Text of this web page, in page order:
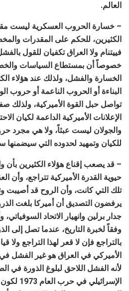
العالم.
– خسارة الحروب العسكرية ليست
الكثيرين، للحكم على المقدرات
فييتنام ولا العراق تكفيان للقول
خصوصاً أن بمستطاع السياسات والخطط
الخسارة والفشل، ولذلك عند هؤلاء
البناءة أو الحروب الناعمة أو حروب
تواصل حبل القوة الأميركية، ولذلك
الإعلانات الأميركية الداعمة لكيان
والجولان ليست عبثاً، ولا هي مجرد
للكيان وتمهيد لحدوده التي سيضمنها
– قد يصعب إقناع هؤلاء الكثيرين
حيوية القدرة الأميركية تتراجع، وأن
تلك التي كانت، وأن الروح قد أصيبت
يرفضون التصديق أن أميركا بلغت
جدار برلين وانهيار الاتحاد
وفقاً لخبرة التاريخ، عندما تصل إلى
بالتراجع فإن لا قعر لهذا التراجع ولا
الأميركي في العراق هو غير الفشل في
لأنه الفشل اللاحق لبلوغ الذورة في